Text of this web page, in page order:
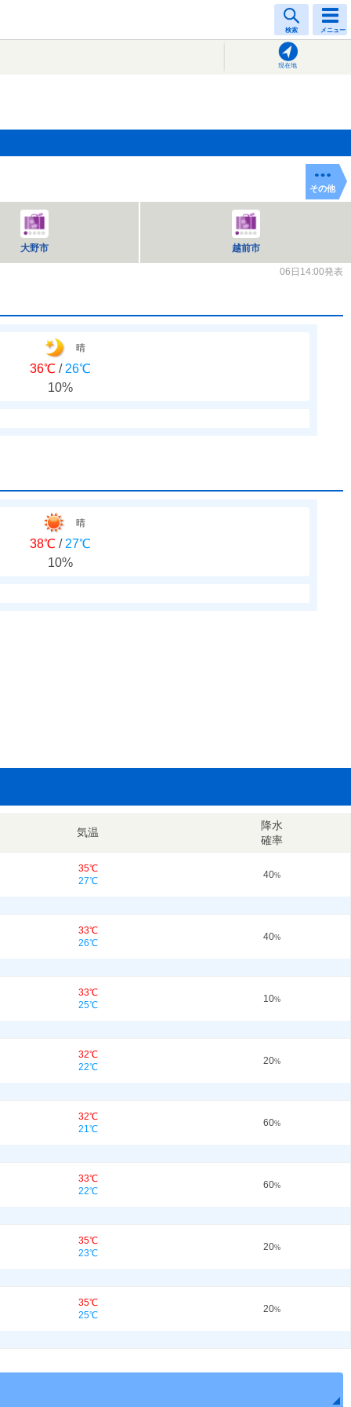
検索 メニュー
現在地
その他
大野市 越前市
06日14:00発表
晴
36℃ / 26℃
10%
晴
38℃ / 27℃
10%
気温
降水
確率
35℃
27℃
40%
33℃
26℃
40%
33℃
25℃
10%
32℃
22℃
20%
32℃
21℃
60%
33℃
22℃
60%
35℃
23℃
20%
35℃
25℃
20%